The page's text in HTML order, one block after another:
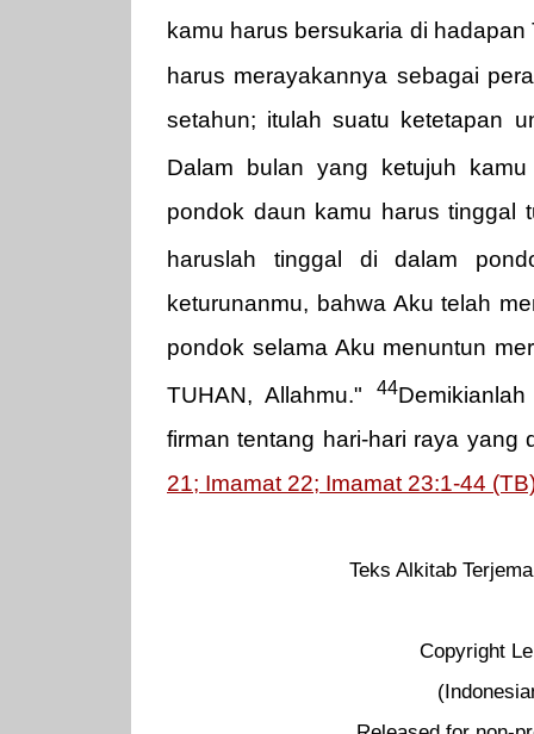
kamu harus bersukaria di
harus merayakannya sebagai
setahun; itulah suatu ketetapan
Dalam bulan yang ketujuh
pondok daun kamu harus tinggal
haruslah tinggal di dalam
keturunanmu, bahwa Aku telah
pondok selama Aku menuntun
TUHAN, Allahmu."
44
firman tentang hari-hari raya yang
21; Imamat 22; Imamat 23:1-44
Teks Alkitab
Copyright